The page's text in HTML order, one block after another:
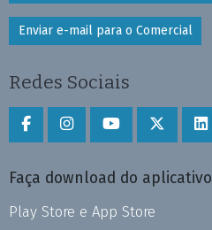
Enviar e-mail para o Comercial
Redes Sociais
Faça download do aplicativo
Play Store e App Store